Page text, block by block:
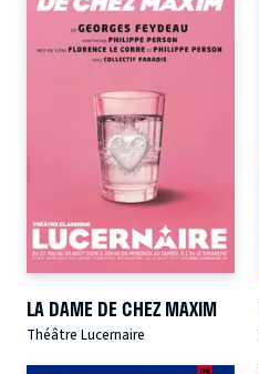
LA DAME DE CHEZ MAXIM
Théâtre Lucernaire